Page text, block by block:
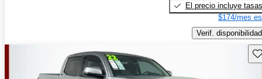
El precio incluye tasas
$174/mes
Verif. disponibilidad